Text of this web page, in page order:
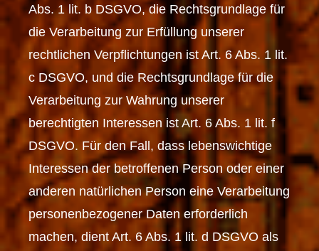
Abs. 1 lit. b DSGVO, die Rechtsgrundlage für
die Verarbeitung zur Erfüllung unserer
rechtlichen Verpflichtungen ist Art. 6 Abs. 1 lit.
c DSGVO, und die Rechtsgrundlage für die
Verarbeitung zur Wahrung unserer
berechtigten Interessen ist Art. 6 Abs. 1 lit. f
DSGVO. Für den Fall, dass lebenswichtige
Interessen der betroffenen Person oder einer
anderen natürlichen Person eine Verarbeitung
personenbezogener Daten erforderlich
machen, dient Art. 6 Abs. 1 lit. d DSGVO als